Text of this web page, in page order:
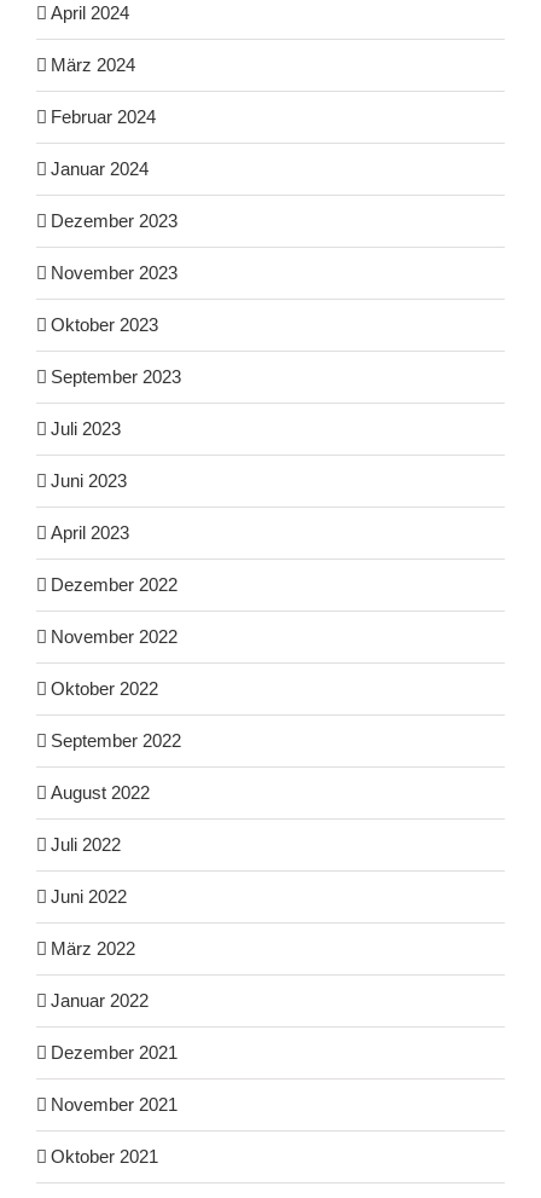
April 2024
März 2024
Februar 2024
Januar 2024
Dezember 2023
November 2023
Oktober 2023
September 2023
Juli 2023
Juni 2023
April 2023
Dezember 2022
November 2022
Oktober 2022
September 2022
August 2022
Juli 2022
Juni 2022
März 2022
Januar 2022
Dezember 2021
November 2021
Oktober 2021